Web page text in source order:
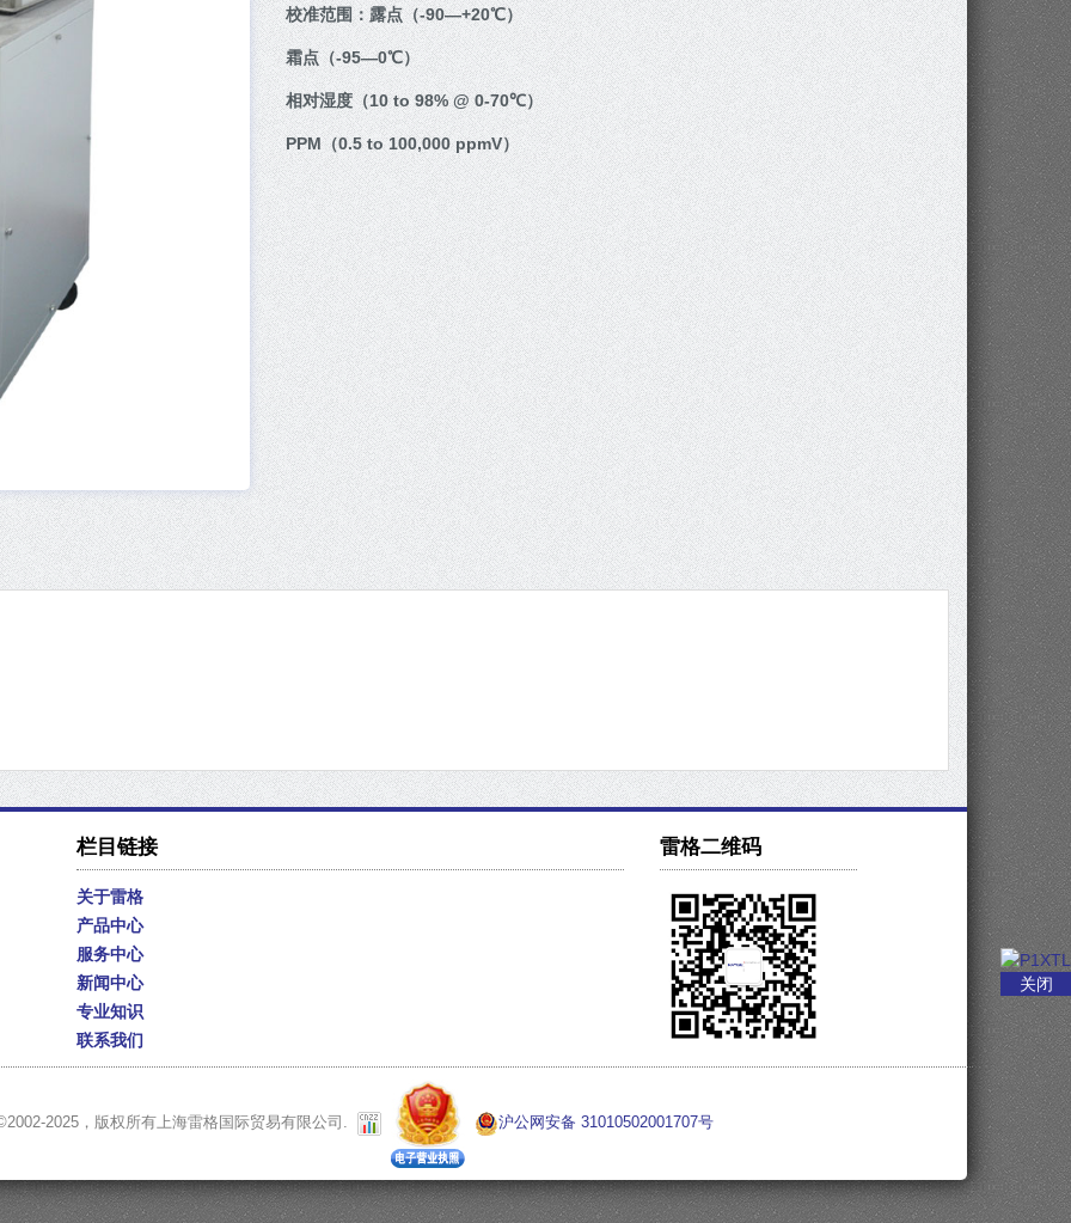
校准范围：露点（-90—+20℃）
霜点（-95—0℃）
相对湿度（10 to 98% @ 0-70℃）
PPM（0.5 to 100,000 ppmV）
栏目链接
关于雷格
产品中心
服务中心
新闻中心
专业知识
联系我们
雷格二维码
2025，版权所有上海雷格国际贸易有限公司. 沪公网安备 31010502001707号
关闭